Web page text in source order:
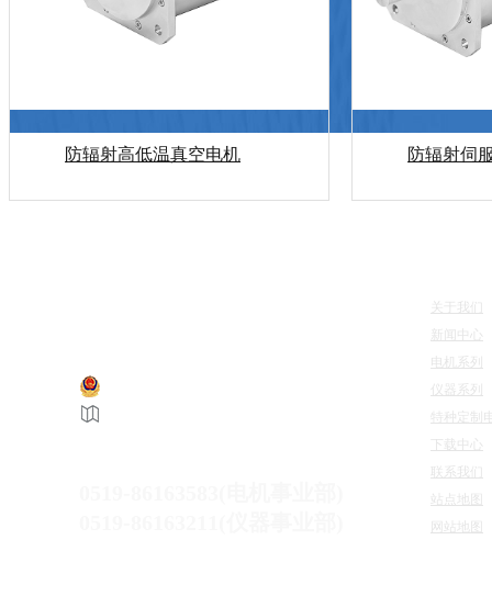
防辐射高低温真空电机 防辐射伺
关于我们
新闻中心
电机系列
仪器系列
特种定制
下载中心
联系我们
站点地图
网站地图